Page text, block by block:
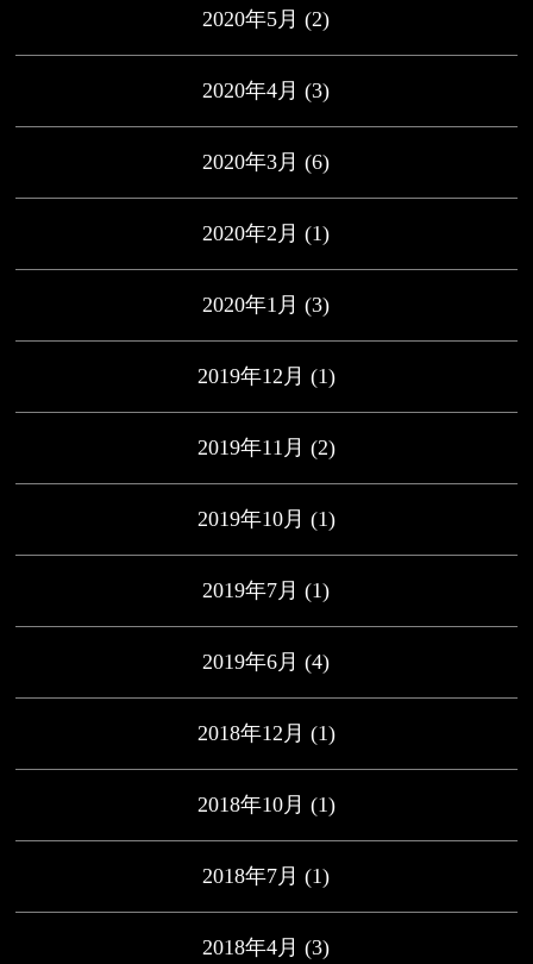
2020年5月 (2)
2020年4月 (3)
2020年3月 (6)
2020年2月 (1)
2020年1月 (3)
2019年12月 (1)
2019年11月 (2)
2019年10月 (1)
2019年7月 (1)
2019年6月 (4)
2018年12月 (1)
2018年10月 (1)
2018年7月 (1)
2018年4月 (3)